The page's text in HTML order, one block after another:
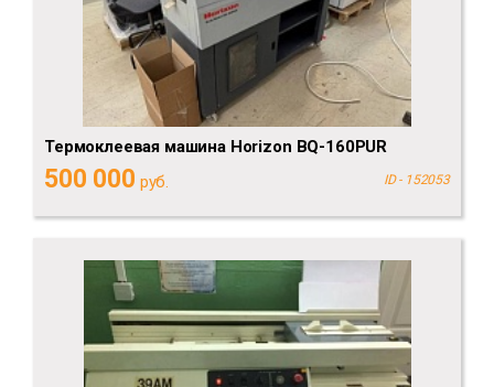
Термоклеевая машина Horizon BQ-160PUR
500 000 руб. ID - 152053